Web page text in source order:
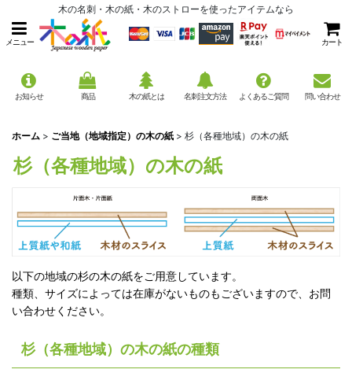
木の名刺・木の紙・木のストローを使ったアイテムなら
メニュー カート
お知らせ 商品 木の紙とは 名刺注文方法 よくあるご質問 問い合わせ
ホーム > ご当地（地域指定）の木の紙 > 杉（各種地域）の木の紙
杉（各種地域）の木の紙
以下の地域の杉の木の紙をご用意しています。
種類、サイズによっては在庫がないものもございますので、お問
い合わせください。
杉（各種地域）の木の紙の種類